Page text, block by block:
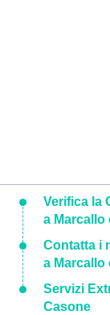
Verifica la
a Marcallo
Contatta i
a Marcallo
Servizi
Casone